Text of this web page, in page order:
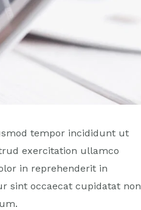
tempor incididunt ut
exercitation ullamco
in reprehenderit in
sint occaecat cupidatat non